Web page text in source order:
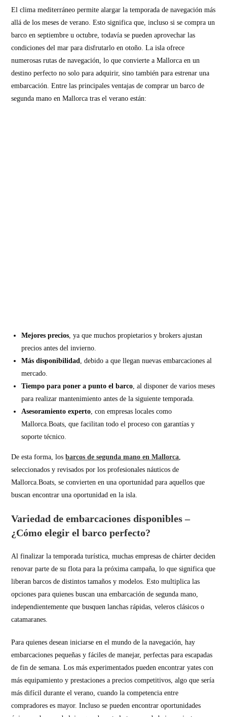
El clima mediterráneo permite alargar la temporada de navegación más
allá de los meses de verano. Esto significa que, incluso si se compra un
barco en septiembre u octubre, todavía se pueden aprovechar las
condiciones del mar para disfrutarlo en otoño. La isla ofrece
numerosas rutas de navegación, lo que convierte a Mallorca en un
destino perfecto no solo para adquirir, sino también para estrenar una
embarcación. Entre las principales ventajas de comprar un barco de
segunda mano en Mallorca tras el verano están:
Mejores precios, ya que muchos propietarios y brokers ajustan
precios antes del invierno.
Más disponibilidad, debido a que llegan nuevas embarcaciones al
mercado.
Tiempo para poner a punto el barco, al disponer de varios meses
para realizar mantenimiento antes de la siguiente temporada.
Asesoramiento experto, con empresas locales como
Mallorca.Boats, que facilitan todo el proceso con garantías y
soporte técnico.
De esta forma, losbarcos de segunda mano en Mallorca,
seleccionados y revisados por los profesionales náuticos de
Mallorca.Boats, se convierten en una oportunidad para aquellos que
buscan encontrar una oportunidad en la isla.
Variedad de embarcaciones disponibles –
¿Cómo elegir el barco perfecto?
Al finalizar la temporada turística, muchas empresas de chárter deciden
renovar parte de su flota para la próxima campaña, lo que significa que
liberan barcos de distintos tamaños y modelos. Esto multiplica las
opciones para quienes buscan una embarcación de segunda mano,
independientemente que busquen lanchas rápidas, veleros clásicos o
catamaranes.
Para quienes desean iniciarse en el mundo de la navegación, hay
embarcaciones pequeñas y fáciles de manejar, perfectas para escapadas
de fin de semana. Los más experimentados pueden encontrar yates con
más equipamiento y prestaciones a precios competitivos, algo que sería
más difícil durante el verano, cuando la competencia entre
compradores es mayor. Incluso se pueden encontrar oportunidades